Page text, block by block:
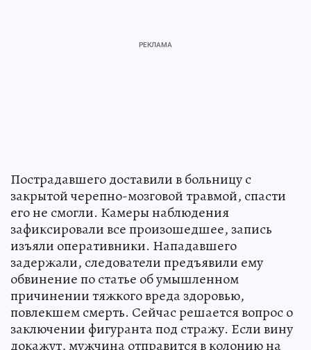
Пострадавшего доставили в больницу с
закрытой черепно-мозговой травмой, спасти
его не смогли. Камеры наблюдения
зафиксировали все произошедшее, запись
изъяли оперативники. Нападавшего
задержали, следователи предъявили ему
обвинение по статье об умышленном
причинении тяжкого вреда здоровью,
повлекшем смерть. Сейчас решается вопрос о
заключении фигуранта под стражу. Если вину
докажут, мужчина отправится в колонию на